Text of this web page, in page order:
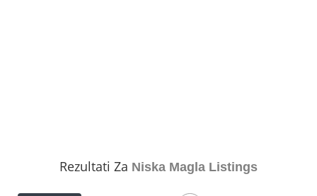
Rezultati Za Niska Magla Listings